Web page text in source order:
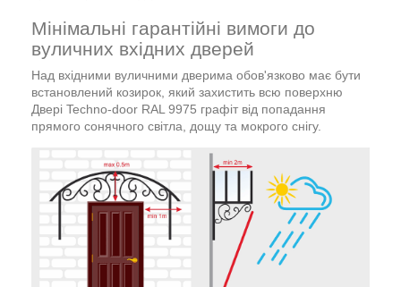
Мінімальні гарантійні вимоги до
вуличних вхідних дверей
Над вхідними вуличними дверима обов'язково має бути
встановлений козирок, який захистить всю поверхню
Двері Techno-door RAL 9975 графіт від попадання
прямого сонячного світла, дощу та мокрого снігу.